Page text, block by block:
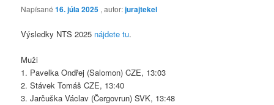
Napísané16. júla 2025 , autor:jurajtekel
Výsledky NTS 2025 nájdete tu.
Muži
1. Pavelka Ondřej (Salomon) CZE, 13:03
2. Stávek Tomáš CZE, 13:40
3. Jarčuška Václav (Čergovrun) SVK, 13:48